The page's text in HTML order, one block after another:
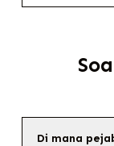
Di mana